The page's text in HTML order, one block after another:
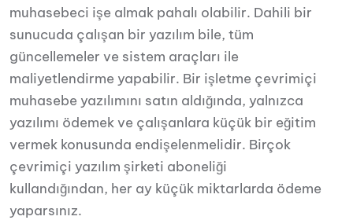
muhasebeci işe almak pahalı olabilir. Dahili bir
sunucuda çalışan bir yazılım bile, tüm
güncellemeler ve sistem araçları ile
maliyetlendirme yapabilir. Bir işletme çevrimiçi
muhasebe yazılımını satın aldığında, yalnızca
yazılımı ödemek ve çalışanlara küçük bir eğitim
vermek konusunda endişelenmelidir. Birçok
çevrimiçi yazılım şirketi aboneliği
kullandığından, her ay küçük miktarlarda ödeme
yaparsınız.